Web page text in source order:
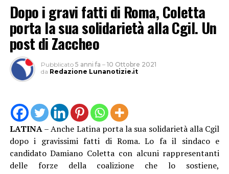
Dopo i gravi fatti di Roma, Coletta
porta la sua solidarietà alla Cgil. Un
post di Zaccheo
Pubblicato 5 anni fa – 10 Ottobre 2021
da Redazione Lunanotizie.it
LATINA– Anche Latina porta la sua solidarietà alla Cgil
dopo i gravissimi fatti di Roma. Lo fa il sindaco e
candidato Damiano Coletta con alcuni rappresentanti
delle forze della coalizione che lo sostiene,